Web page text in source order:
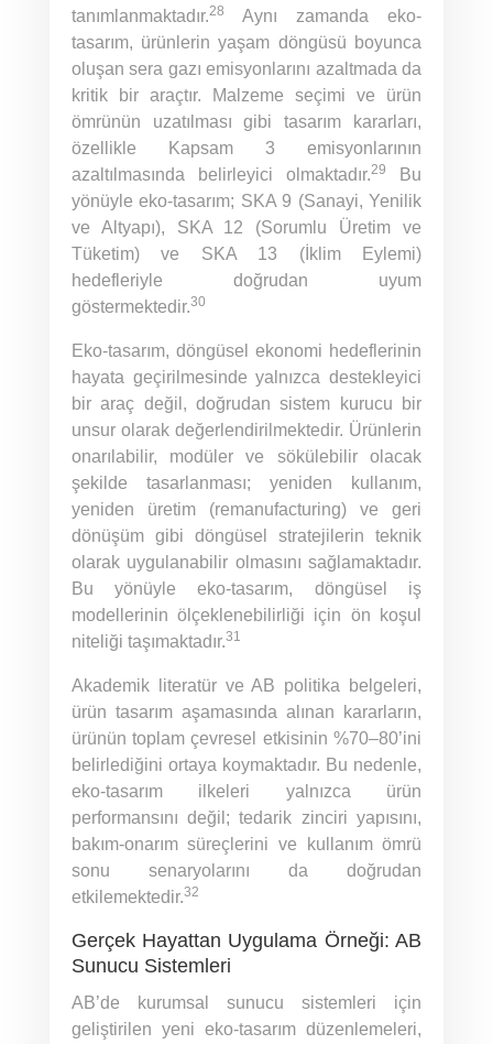
tanımlanmaktadır.28
Aynı zamanda eko-
tasarım, ürünlerin yaşam döngüsü boyunca
oluşan sera gazı emisyonlarını azaltmada da
kritik bir araçtır. Malzeme seçimi ve ürün
ömrünün uzatılması gibi tasarım kararları,
özellikle Kapsam 3 emisyonlarının
azaltılmasında belirleyici olmaktadır.29
Bu
yönüyle eko-tasarım; SKA 9 (Sanayi, Yenilik
ve Altyapı), SKA 12 (Sorumlu Üretim ve
Tüketim) ve SKA 13 (İklim Eylemi)
hedefleriyle doğrudan uyum
göstermektedir.30
Eko-tasarım, döngüsel ekonomi hedeflerinin
hayata geçirilmesinde yalnızca destekleyici
bir araç değil, doğrudan sistem kurucu bir
unsur olarak değerlendirilmektedir. Ürünlerin
onarılabilir, modüler ve sökülebilir olacak
şekilde tasarlanması; yeniden kullanım,
yeniden üretim (remanufacturing) ve geri
dönüşüm gibi döngüsel stratejilerin teknik
olarak uygulanabilir olmasını sağlamaktadır.
Bu yönüyle eko-tasarım, döngüsel iş
modellerinin ölçeklenebilirliği için ön koşul
niteliği taşımaktadır.31
Akademik literatür ve AB politika belgeleri,
ürün tasarım aşamasında alınan kararların,
ürünün toplam çevresel etkisinin %70–80’ini
belirlediğini ortaya koymaktadır. Bu nedenle,
eko-tasarım ilkeleri yalnızca ürün
performansını değil; tedarik zinciri yapısını,
bakım-onarım süreçlerini ve kullanım ömrü
sonu senaryolarını da doğrudan
etkilemektedir.32
Gerçek Hayattan Uygulama Örneği: AB
Sunucu Sistemleri
AB’de kurumsal sunucu sistemleri için
geliştirilen yeni eko-tasarım düzenlemeleri,